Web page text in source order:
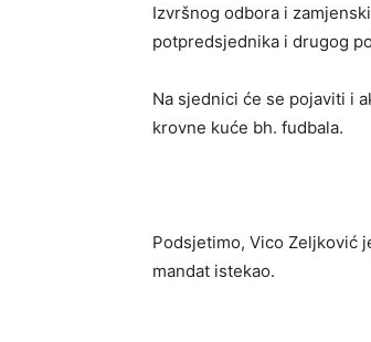
Izvršnog odbora i
potpredsjednika i drugog
Na sjednici će se pojaviti i
krovne kuće bh. fudbala.
Podsjetimo, Vico Zeljković
mandat istekao.